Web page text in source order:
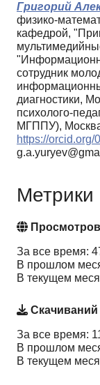
Григорий
физико-
кафедрой,
сотрудник
диагностики,
психолого-
МГППУ),
https://orcid.org/
Метрики
За все время:
В прошлом
В текущем
Скачиваний
За все время:
В прошлом
В текущем